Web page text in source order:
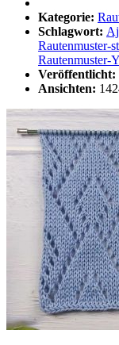
Kategorie:
Schlagwort:
Rautenmuster-
Rautenmuster-
Veröffentlicht:
Ansichten: